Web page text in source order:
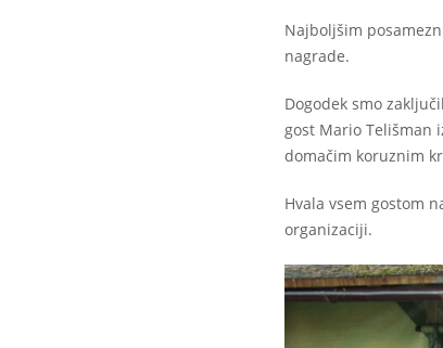
Najboljšim
nagrade.
Dogodek smo
gost Mario Telišman
domačim koruznim
Hvala vsem gostom
organizaciji.